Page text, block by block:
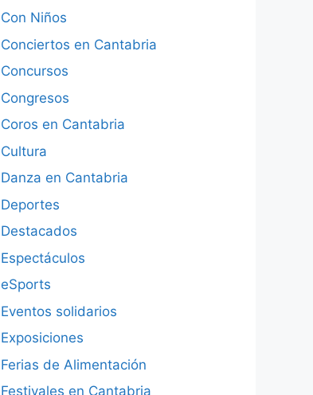
Con Niños
Conciertos en Cantabria
Concursos
Congresos
Coros en Cantabria
Cultura
Danza en Cantabria
Deportes
Destacados
Espectáculos
eSports
Eventos solidarios
Exposiciones
Ferias de Alimentación
Festivales en Cantabria